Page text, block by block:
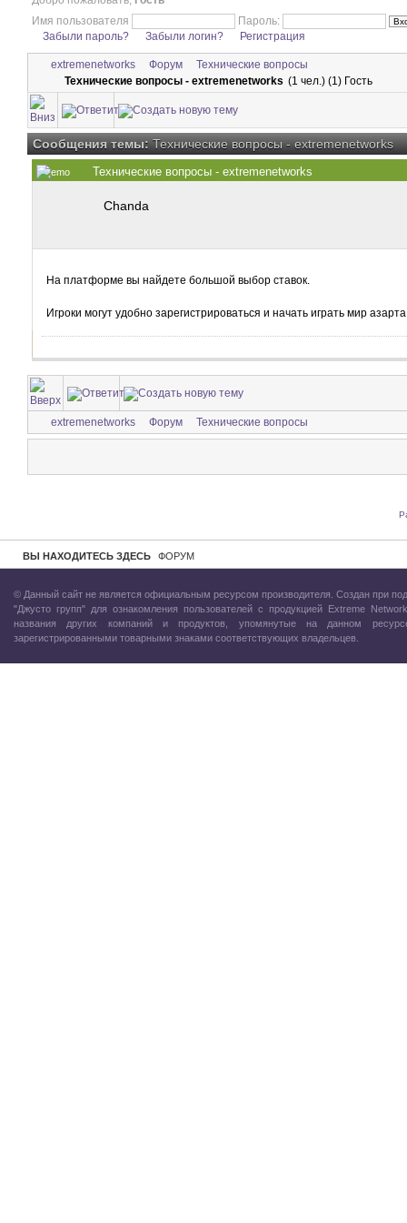
Имя пользователя
Пароль:
Забыли пароль?
Забыли логин? Регистрация
extremenetworks Форум
Технические вопросы
Технические вопросы - extremenetworks (1 чел.) (1) Гость
Сообщения темы:Технические вопросы - extremenetworks
Технические вопросы - extremenetworks
Chanda
На платформе вы найдете большой выбор ставок.
Игроки могут удобно зарегистрироваться и начать играть мир
extremenetworks Форум Технические вопросы
ВЫ НАХОДИТЕСЬ ЗДЕСЬ ФОРУМ
© Данный сайт не является официальным ресурсом производителя. Создан при
"Джусто групп" для ознакомления пользователей с продукцией Extreme
названия других компаний и продуктов, упомянутые на данном
зарегистрированными товарными знаками соответствующих владельцев.